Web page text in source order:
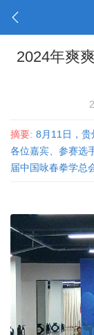
2024年爽
摘要: 8月11日，贵
各位嘉宾、‌参赛选
届中国咏春拳学总